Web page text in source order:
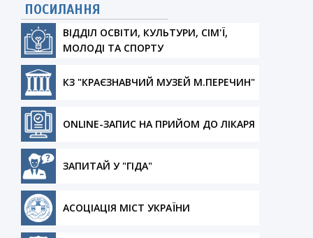
ПОСИЛАННЯ
ВІДДІЛ ОСВІТИ, КУЛЬТУРИ, СІМ'Ї,
МОЛОДІ ТА СПОРТУ
КЗ "КРАЄЗНАВЧИЙ МУЗЕЙ М.ПЕРЕЧИН"
ONLINE-ЗАПИС НА ПРИЙОМ ДО ЛІКАРЯ
ЗАПИТАЙ У "ГІДА"
АСОЦІАЦІЯ МІСТ УКРАЇНИ